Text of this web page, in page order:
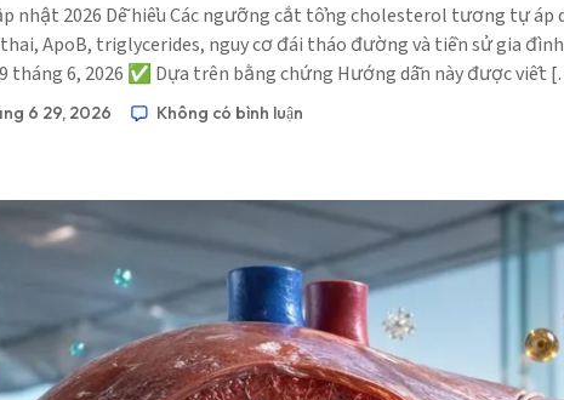
nhật 2026 Dễ hiểu Các ngưỡng cắt tổng cholesterol tương tự
ApoB, triglycerides, nguy cơ đái tháo đường và tiền sử gia
tháng 6, 2026 ✅ Dựa trên bằng chứng Hướng dẫn này được viết
6 29, 2026 Không có bình luận